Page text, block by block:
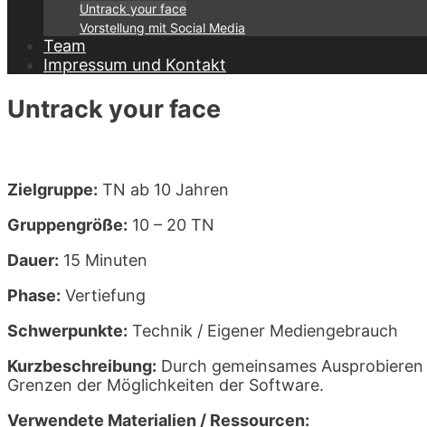
Untrack your face
Vorstellung mit Social Media
Team
Impressum und Kontakt
Untrack your face
Zielgruppe: TN ab 10 Jahren
Gruppengröße: 10 – 20 TN
Dauer: 15 Minuten
Phase: Vertiefung
Schwerpunkte: Technik / Eigener Mediengebrauch
Kurzbeschreibung: Durch gemeinsames
Grenzen der Möglichkeiten der Software.
Verwendete Materialien / Ressourcen: